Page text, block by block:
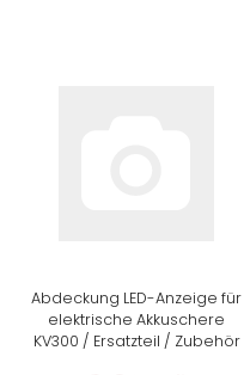
Abdeckung LED-Anzeige für
elektrische Akkuschere
KV300 / Ersatzteil / Zubehör